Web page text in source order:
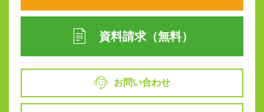
資料請求（無料）
お問い合わせ